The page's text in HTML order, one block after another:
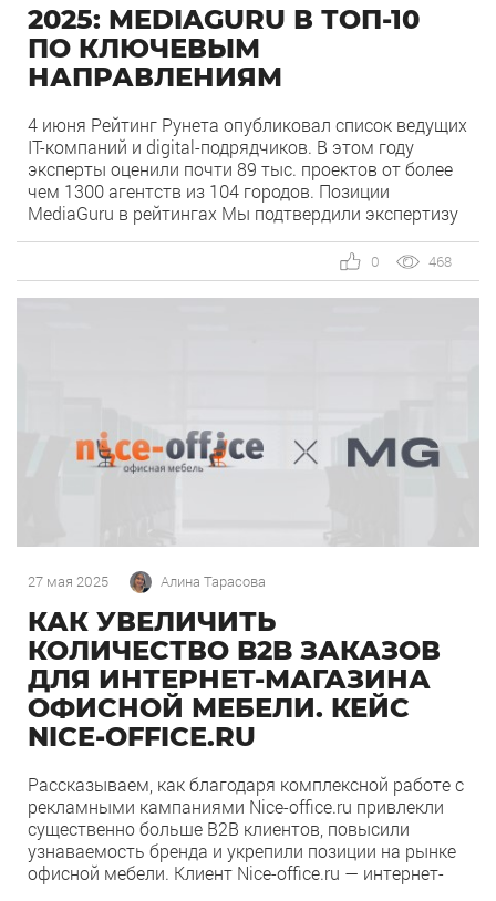
2025: MEDIAGURU В ТОП-10
ПО КЛЮЧЕВЫМ
НАПРАВЛЕНИЯМ
4 июня Рейтинг Рунета опубликовал список ведущих
IT-компаний и digital-подрядчиков. В этом году
эксперты оценили почти 89 тыс. проектов от более
чем 1300 агентств из 104 городов. Позиции
MediaGuru в рейтингах Мы подтвердили экспертизу
компания заняла высокие позиции как в общих
категориях, так и в срезах по отраслям. По […]
468
0
27 мая 2025 Алина Тарасова
КАК УВЕЛИЧИТЬ
КОЛИЧЕСТВО B2B ЗАКАЗОВ
ДЛЯ ИНТЕРНЕТ-МАГАЗИНА
ОФИСНОЙ МЕБЕЛИ. КЕЙС
NICE-OFFICE.RU
Рассказываем, как благодаря комплексной работе с
рекламными кампаниями Nice-office.ru привлекли
существенно больше B2B клиентов, повысили
узнаваемость бренда и укрепили позиции на рынке
офисной мебели. Клиент Nice-office.ru — интернет-